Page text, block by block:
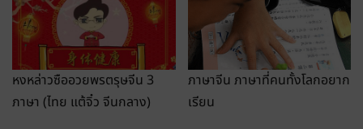
หงหล่าวซืออวยพรตรุษจีน 3
ภาษา (ไทย แต้จิ๋ว จีนกลาง)
ภาษาจีน ภาษาที่คนทั้งโลกอยาก
เรียน